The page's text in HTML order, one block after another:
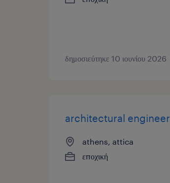
δημοσιεύτηκε 10 ιουνίου 2026
architectural engineer
athens, attica
εποχική